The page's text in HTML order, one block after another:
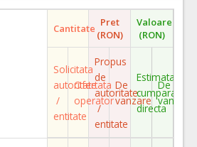
Cantitate Pret
(RON)
Valoare
(RON)
Solicitata
autoritate
/
entitate
Ofertata
operator
Propus
de
autoritate
/
entitate
De
vanzare
Estimata
cumparare
directa
De
vanzare